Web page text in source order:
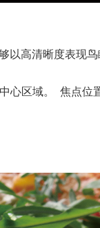
以高清晰度表现
区域。 焦点位